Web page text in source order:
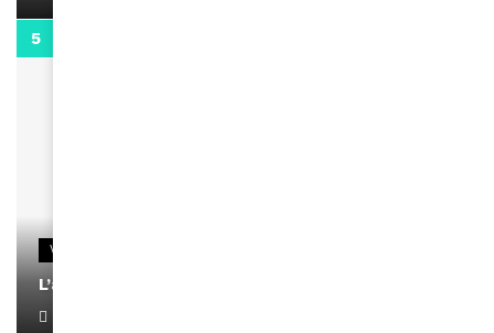
VIDEOS
L’artiste Yoan s’exprime